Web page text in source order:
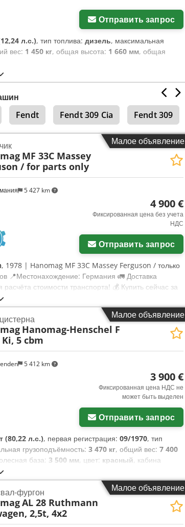
Отправить запрос
л.с.), тип топлива: дизель, максимальная
вес: 1 450 кг, общая высота: 1 660 мм, общая
Fendt Fendt 309 Cia Fendt 309
Малое объявление
5 427 km
MF 33C Massey
/ for parts only
4 900 €
Фиксированная цена без учета
НДС
Отправить запрос
, 1978 | Hanomag MF 33C Massey Ferguson / только
📍Местонахождение: Германия 🚛 Доставка
стоимости транспорта! 💰 Купить сейчас за
при получении за небольшую дополнительную
Проверено независимым экспертом 5
0 неисправностей ⚠️ 📌 Комментарий инспектора:
увидеть полный отчет по осмотру, дополнительные
используйте ссылку "40580 Equippo". 💡 Почему
профессионалами ✔ Доставка на рабочую
варианты оплаты 🔄 Рассматриваете другие
и ресурсы для всех владельцев и операторов
Малое объявление
5 412 km
Hanomag-Henschel F
5 cbm
3 900 €
Фиксированная цена НДС не
может быть выделен
Отправить запрос
(80,22 л.с.), первая регистрация: 09/1970, тип
грузоподъёмность: 3 470 кг, общий вес: 7 400
база: 3 500 мм, цвет: красный, кабина
Малое объявление
фургон
AL 28 Ruthmann
2,5t, 4x2